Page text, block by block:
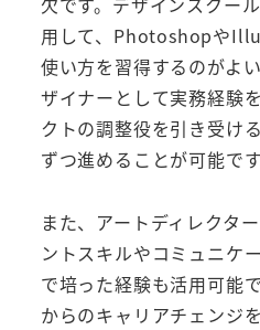
用して、Photoshopや
使い方を習得するのがよ
ザイナーとして実務経験
クトの調整役を引き受け
ずつ進めることが可能です
また、アートディレクタ
ントスキルやコミュニケ
で培った経験も活用可能
からのキャリアチェンジ